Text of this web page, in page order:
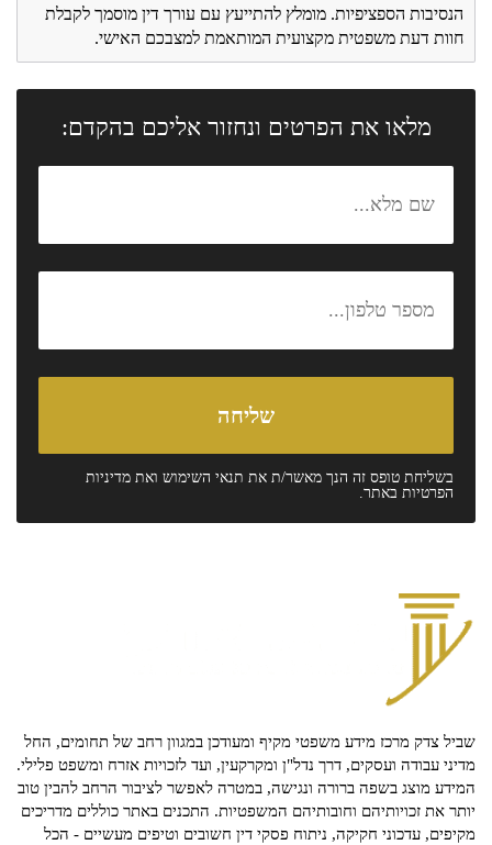
הנסיבות הספציפיות. מומלץ להתייעץ עם עורך דין מוסמך לקבלת
חוות דעת משפטית מקצועית המותאמת למצבכם האישי.
מלאו את הפרטים ונחזור אליכם בהקדם:
בשליחת טופס זה הנך מאשר/ת את תנאי השימוש ואת מדיניות
הפרטיות באתר.
שביל צדק מרכז מידע משפטי מקיף ומעודכן במגוון רחב של תחומים, החל
מדיני עבודה ועסקים, דרך נדל"ן ומקרקעין, ועד לזכויות אזרח ומשפט פלילי.
המידע מוצג בשפה ברורה ונגישה, במטרה לאפשר לציבור הרחב להבין טוב
יותר את זכויותיהם וחובותיהם המשפטיות. התכנים באתר כוללים מדריכים
מקיפים, עדכוני חקיקה, ניתוח פסקי דין חשובים וטיפים מעשיים - הכל